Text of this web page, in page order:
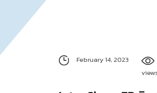
February 14, 2023